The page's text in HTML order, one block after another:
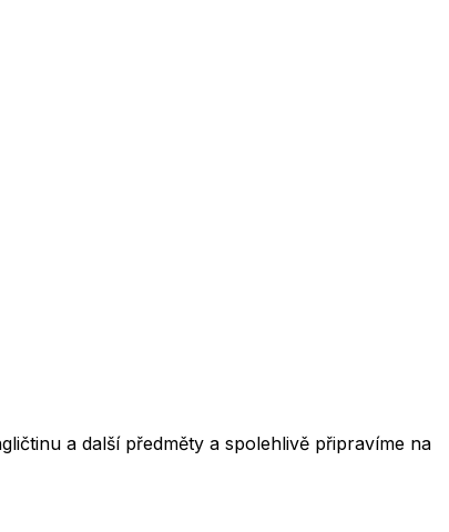
a další předměty a spolehlivě připravíme na